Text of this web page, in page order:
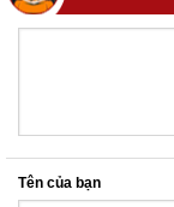
Tên của bạn